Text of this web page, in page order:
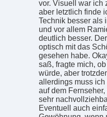
vor. Visuell war ich
aber letztlich finde
Technik besser als
und vor allem
deutlich besser.
optisch mit das
gesehen habe.
saß, fragte mich,
würde, aber
allerdings muss ich
auf dem
sehr
Eventuell auch